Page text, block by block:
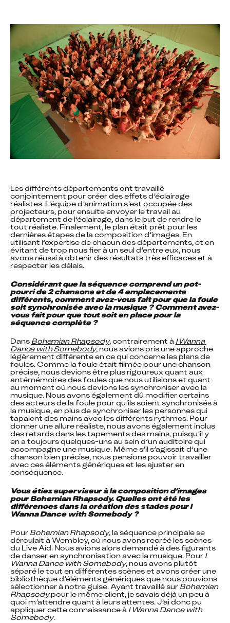
Les différents départements ont travaillé
conjointement pour créer des effets d’éclairage
réalistes. L’équipe d’animation s’est occupée des
projecteurs, pour ensuite envoyer le travail au
département de l’éclairage, dans le but de rendre le
tout réaliste. Finalement, le plan était prêt pour les
dernières étapes de la composition d’images. En
utilisant l’expertise de chacun des départements, et en
évitant de trop nous fier à un seul d’entre eux, nous
avons réussi à obtenir des résultats très efficaces et à
respecter les délais.
Considérant que la séquence comprend un pot-
pourri de 2 chansons et de 4 emplacements
différents, comment avez-vous fait pour que la foule
soit synchronisée avec la musique ? Comment avez-
vous fait pour que tout soit en place pour la
séquence complète ?
Dans Bohemian Rhapsody, contrairement à I Wanna
Dance with Somebody, nous avions pris une approche
légèrement différente en ce qui concerne les plans de
foules. Comme la foule était filmée pour une chanson
précise, nous devions être plus rigoureux quant aux
antémémoires des foules que nous utilisions et quant
au moment où nous devions les synchroniser avec la
musique. Nous avons également dû modifier certains
des acteurs de la foule pour qu’ils soient synchronisés à
la musique, en plus de synchroniser les personnes qui
tapaient des mains avec les différents rythmes. Pour
donner une allure réaliste, nous avons également inclus
des retards dans les tapements des mains, puisqu’il y
en a toujours quelques-uns au sein d’un auditoire qui
accompagne une musique. Même s’il s’agissait d’une
chanson bien précise, nous pensions pouvoir travailler
avec ces éléments génériques et les ajuster en
conséquence.
Vous étiez superviseur à la composition d’images
pour Bohemian Rhapsody. Quelles ont été les
différences dans la création des stades pour I
Wanna Dance with Somebody ?
Pour Bohemian Rhapsody, la séquence principale se
déroulait à Wembley, où nous avons recréé les scènes
du Live Aid. Nous avions alors demandé à des figurants
de danser en synchronisation avec la musique. Pour I
Wanna Dance with Somebody, nous avons plutôt
séparé le tout en différentes scènes et avons créer une
bibliothèque d’éléments génériques que nous pouvions
sélectionner à notre guise. Ayant travaillé sur Bohemian
Rhapsody pour le même client, je savais déjà un peu à
quoi m’attendre quant à leurs attentes. J’ai donc pu
appliquer cette connaissance à I Wanna Dance with
Somebody.